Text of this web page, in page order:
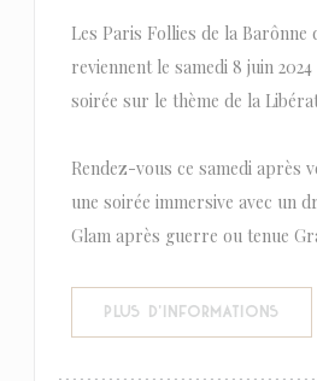
Les Paris Follies de la Barônne
reviennent le samedi 8 juin
soirée sur le thème de la
Rendez-vous ce samedi après
une soirée immersive avec un
Glam après guerre ou tenue
PLUS D'INFORMATIONS